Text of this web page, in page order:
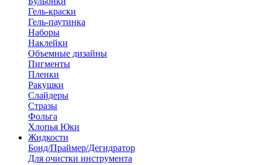
Гель-краски
Гель-паутинка
Наборы
Наклейки
Объемные дизайны
Пигменты
Пленки
Ракушки
Слайдеры
Стразы
Фольга
Хлопья Юки
Жидкости
Бонд/Праймер/Дегидратор
Для очистки инструмента